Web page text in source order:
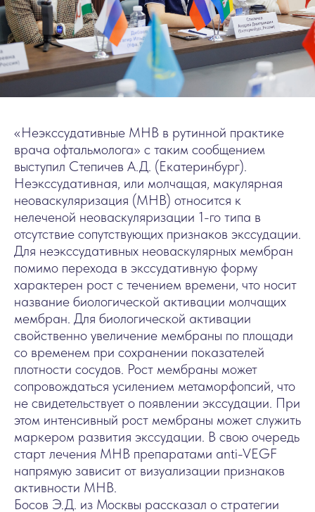
«Неэкссудативные МНВ в рутинной практике
врача офтальмолога» с таким сообщением
выступил Степичев А.Д. (Екатеринбург).
Неэкссудативная, или молчащая, макулярная
неоваскуляризация (МНВ) относится к
нелеченой неоваскуляризации 1-го типа в
отсутствие сопутствующих признаков экссудации.
Для неэкссудативных неоваскулярных мембран
помимо перехода в экссудативную форму
характерен рост с течением времени, что носит
название биологической активации молчащих
мембран. Для биологической активации
свойственно увеличение мембраны по площади
со временем при сохранении показателей
плотности сосудов. Рост мембраны может
сопровождаться усилением метаморфопсий, что
не свидетельствует о появлении экссудации. При
этом интенсивный рост мембраны может служить
маркером развития экссудации. В свою очередь
старт лечения МНВ препаратами anti-VEGF
напрямую зависит от визуализации признаков
активности МНВ.
Босов Э.Д. из Москвы рассказал о стратегии